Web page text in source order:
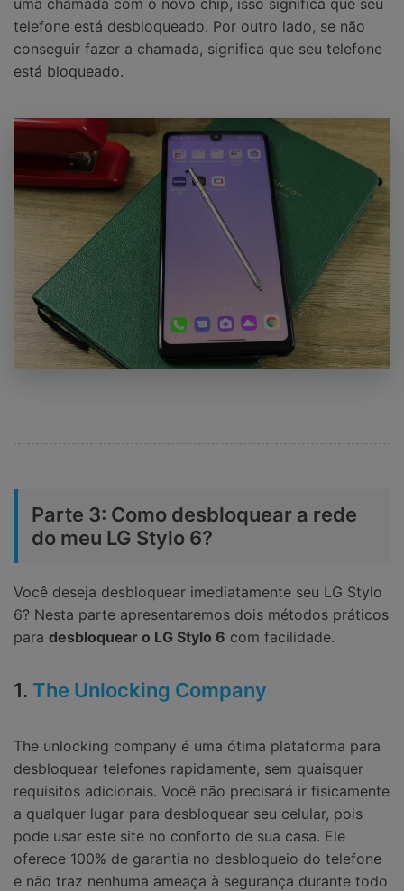
telefone está desbloqueado. Por outro lado, se não
conseguir fazer a chamada, significa que seu telefone
está bloqueado.
Parte 3: Como desbloquear a rede
do meu LG Stylo 6?
Você deseja desbloquear imediatamente seu LG Stylo
6? Nesta parte apresentaremos dois métodos práticos
para desbloquear o LG Stylo 6 com facilidade.
1. The Unlocking Company
The unlocking company é uma ótima plataforma para
desbloquear telefones rapidamente, sem quaisquer
requisitos adicionais. Você não precisará ir fisicamente
a qualquer lugar para desbloquear seu celular, pois
pode usar este site no conforto de sua casa. Ele
oferece 100% de garantia no desbloqueio do telefone
e não traz nenhuma ameaça à segurança durante todo